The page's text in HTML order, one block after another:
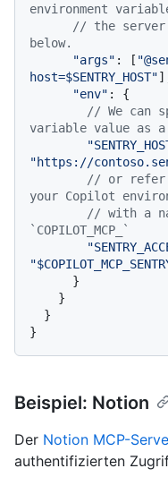
environment
// the server
below.
"args" : [
host=$SENTRY_HOST"
"env" : {
// We can
variable value as
"https://
// or refer
your Copilot
// with a
`COPILOT_MCP_`
Beispiel: Notion
Der Notion MCP-
authentifizierten